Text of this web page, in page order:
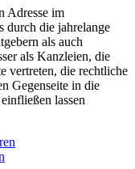
Adresse im
durch die jahrelange
als auch
als Kanzleien, die
vertreten, die rechtliche
Gegenseite in die
lassen